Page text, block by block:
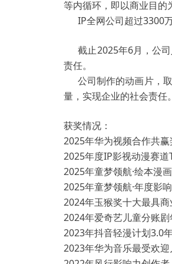
等内循环，即以商业目的
IP全网公司超过3300万
截止2025年6月，公司
责任。
公司制作的动画片，取
量，实现企业的社会责任。
获奖情况：
2025年华为视频合作共赢
2025年度IP影视动漫赛道
2025年童梦领航·绘本漫
2025年童梦领航·年度影
2024年玉猴奖十大最具
2024年爱奇艺儿童分账
2023年抖音轻漫计划3.0
2023年华为音乐最受欢